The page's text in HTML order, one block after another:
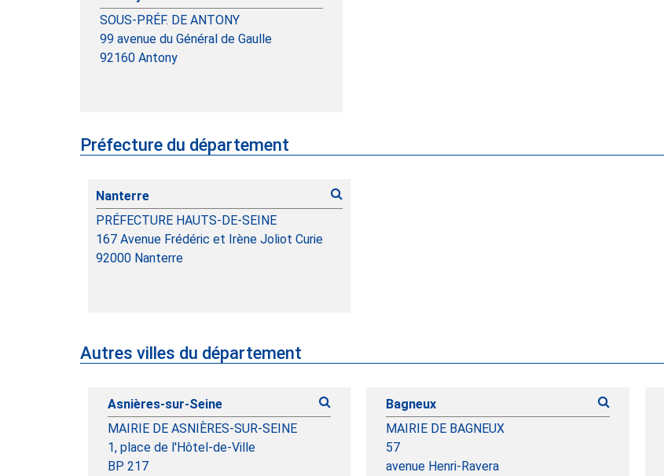
SOUS-PRÉF. DE ANTONY
99 avenue du Général de Gaulle
92160 Antony
Préfecture du département
Nanterre
PRÉFECTURE HAUTS-DE-SEINE
167 Avenue Frédéric et Irène Joliot Curie
92000 Nanterre
Autres villes du département
Asnières-sur-Seine
MAIRIE DE ASNIÈRES-SUR-SEINE
1, place de l'Hôtel-de-Ville
BP 217
Bagneux
MAIRIE DE BAGNEUX
57
avenue Henri-Ravera